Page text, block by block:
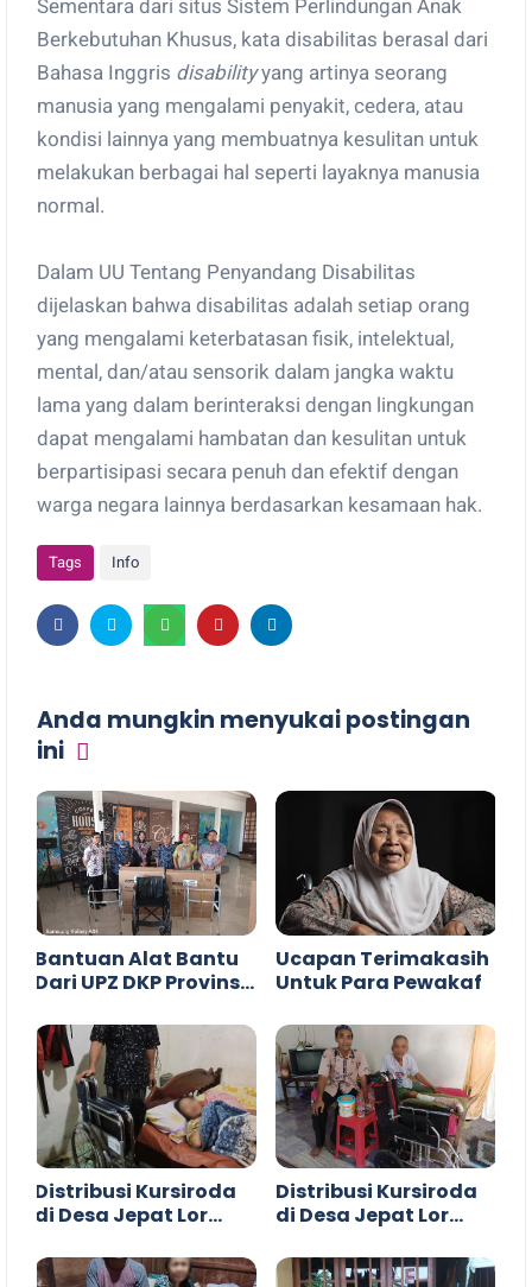
Sementara dari situs Sistem Perlindungan Anak
Berkebutuhan Khusus, kata disabilitas berasal dari
Bahasa Inggris disabilityyang artinya seorang
manusia yang mengalami penyakit, cedera, atau
kondisi lainnya yang membuatnya kesulitan untuk
melakukan berbagai hal seperti layaknya manusia
normal.
Dalam UU Tentang Penyandang Disabilitas
dijelaskan bahwa disabilitas adalah setiap orang
yang mengalami keterbatasan fisik, intelektual,
mental, dan/atau sensorik dalam jangka waktu
lama yang dalam berinteraksi dengan lingkungan
dapat mengalami hambatan dan kesulitan untuk
berpartisipasi secara penuh dan efektif dengan
warga negara lainnya berdasarkan kesamaan hak.
Tags Info
Anda mungkin menyukai postingan
ini
Bantuan Alat Bantu
Dari UPZ DKP Provinsi
Ucapan Terimakasih
Untuk Para Pewakaf
Distribusi Kursiroda
di Desa Jepat Lor
Distribusi Kursiroda
di Desa Jepat Lor